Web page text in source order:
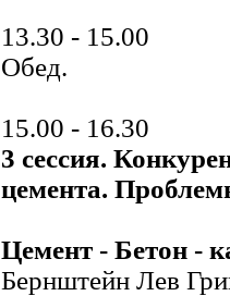
13.30 - 15.00
Обед.
15.00 - 16.30
3 сессия.
цемента.
Цемент - Бетон -
Бернштейн Лев